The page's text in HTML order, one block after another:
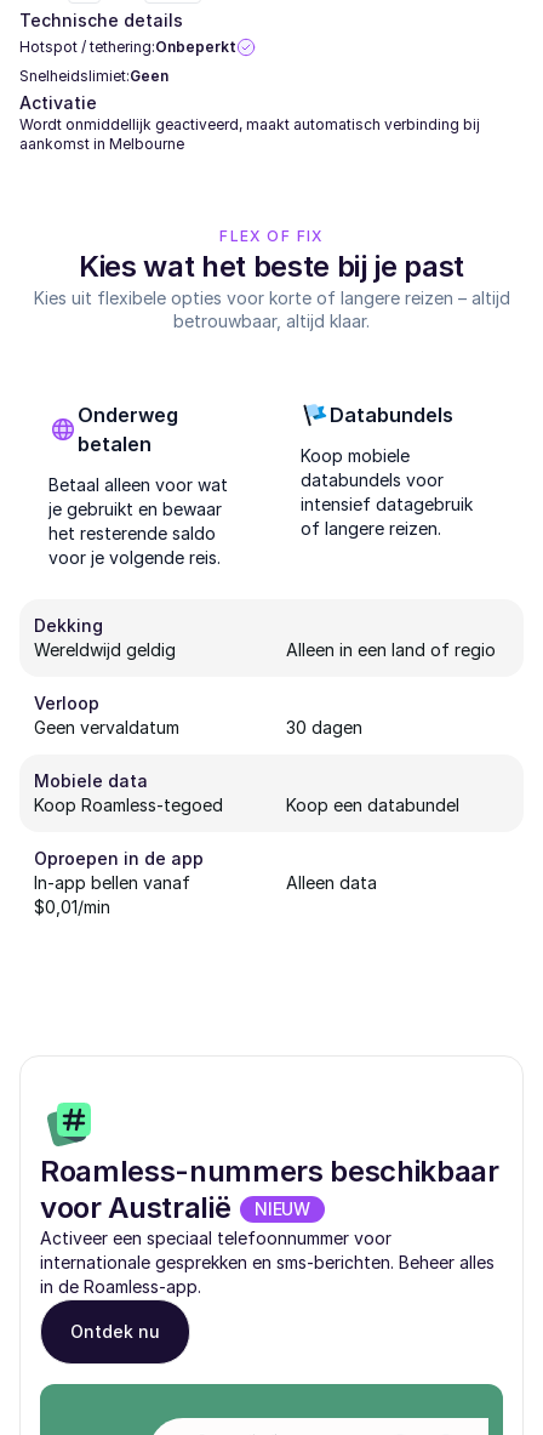
Technische details
Hotspot / tethering:Onbeperkt
Snelheidslimiet:Geen
Activatie
Wordt onmiddellijk geactiveerd, maakt automatisch verbinding bij
aankomst in Melbourne
FLEX OF FIX
Kies wat het beste bij je past
Kies uit flexibele opties voor korte of langere reizen – altijd
betrouwbaar, altijd klaar.
Onderweg
betalen
Betaal alleen voor wat
je gebruikt en bewaar
het resterende saldo
voor je volgende reis.
Databundels
Koop mobiele
databundels voor
intensief datagebruik
of langere reizen.
Dekking
Wereldwijd geldig
Alleen in een land of regio
Verloop
Geen vervaldatum
30 dagen
Mobiele data
Koop Roamless-tegoed
Koop een databundel
Oproepen in de app
In-app bellen vanaf
$0,01/min
Alleen data
Roamless-nummers beschikbaar
voor Australië
NIEUW
Activeer een speciaal telefoonnummer voor
internationale gesprekken en sms-berichten. Beheer alles
in de Roamless-app.
Ontdek nu